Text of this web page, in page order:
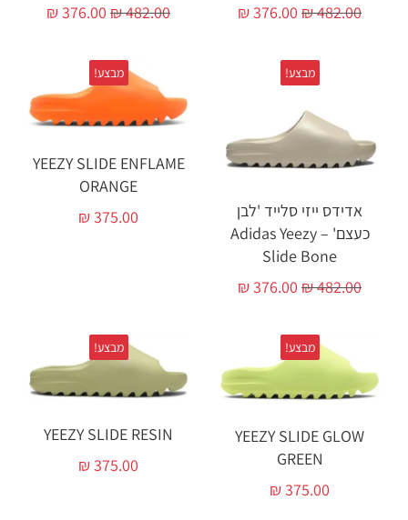
₪482.00
₪376.00
₪482.00
₪376.00
מבצע!
אדידס ייזי סלייד 'לבן
כעצם' – Adidas Yeezy
Slide Bone
₪482.00
₪376.00
מבצע!
YEEZY SLIDE ENFLAME
ORANGE‏
₪375.00
מבצע!
YEEZY SLIDE GLOW
GREEN‏
₪375.00
מבצע!
YEEZY SLIDE RESIN
₪375.00